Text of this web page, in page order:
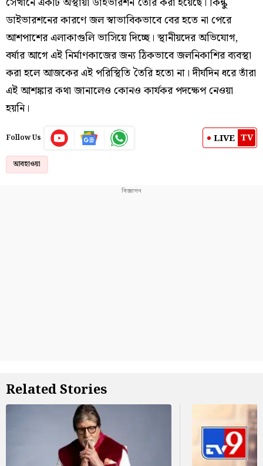
ডাইভারশনের কারণে জল স্বাভাবিকভাবে বের হতে না পেরে
আশপাশের এলাকাগুলি ভাসিয়ে দিচ্ছে। স্থানীয়দের অভিযোগ,
বর্ষার আগে এই নির্মাণকাজের জন্য ঠিকভাবে জলনিকাশির ব্যবস্থা
করা হলে আজকের এই পরিস্থিতি তৈরি হতো না। দীর্ঘদিন ধরে তাঁরা
এই আশঙ্কার কথা জানালেও কোনও কার্যকর পদক্ষেপ নেওয়া
হয়নি।
Follow Us LIVE TV
আবহাওয়া
Related Stories